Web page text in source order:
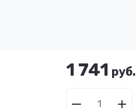
1 741 руб.